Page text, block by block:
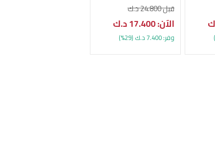
قبل 24.800 د.ك
الآن: 17.400 د.ك
وفر: 7.400 د.ك (29%)